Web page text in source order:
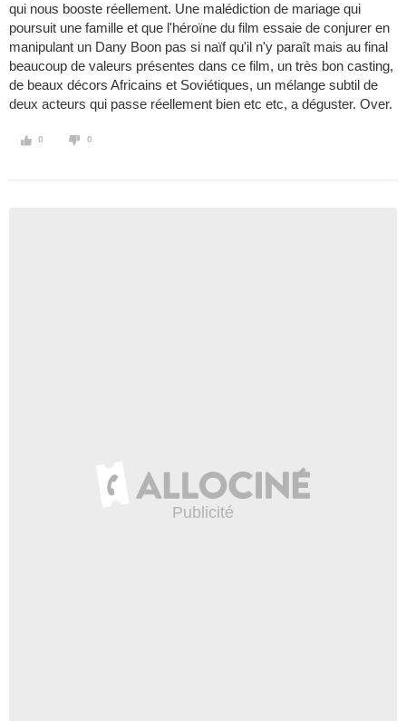
qui nous booste réellement. Une malédiction de mariage qui
poursuit une famille et que l'héroïne du film essaie de conjurer en
manipulant un Dany Boon pas si naïf qu'il n'y paraît mais au final
beaucoup de valeurs présentes dans ce film, un très bon casting,
de beaux décors Africains et Soviétiques, un mélange subtil de
deux acteurs qui passe réellement bien etc etc, a déguster. Over.
0 0